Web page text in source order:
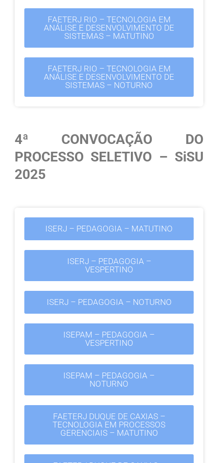
FAETERJ RIO – TECNOLOGIA EM
ANÁLISE E DESENVOLVIMENTO DE
SISTEMAS – MATUTINO
FAETERJ RIO – TECNOLOGIA EM
ANÁLISE E DESENVOLVIMENTO DE
SISTEMAS – NOTURNO
4ª CONVOCAÇÃO DO
PROCESSO SELETIVO – SiSU
2025
ISERJ – PEDAGOGIA – MATUTINO
ISERJ – PEDAGOGIA –
VESPERTINO
ISERJ – PEDAGOGIA – NOTURNO
ISEPAM – PEDAGOGIA –
VESPERTINO
ISEPAM – PEDAGOGIA –
NOTURNO
FAETERJ DUQUE DE CAXIAS –
TECNOLOGIA EM PROCESSOS
GERENCIAIS – MATUTINO